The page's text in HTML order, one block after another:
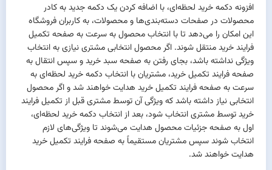
افزونه دکمه خرید لحظه‌ای، با اضافه کردن یک دکمه جدید به کادر
محصولات در صفحات دسته‌بندی‌ها و محصولات، به کاربران فروشگاه
این امکان را می‌دهد تا با انتخاب محصول به سرعت به صفحه تکمیل
فرایند خرید منتقل شوند. اگر محصول انتخابی مشتری نیازی به انتخاب
ویژگی نداشته باشد، بجای رفتن به صفحه سبد خرید و سپس انتقال به
صفحه فرایند تکمیل خرید، مشتریان با انتخاب دکمه خرید لحظه‌ای به
سرعت به صفحه فرایند تکمیل خرید هدایت خواهند شد و اگر محصول
انتخابی نیاز داشته باشد که ویژگی آن توسط مشتری قبل از تکمیل فرایند
خرید توسط مشتری انتخاب شود، بعد از انتخاب دکمه خرید لحظه‌ای،
اول به صفحه جزئیات محصول هدایت می‌شوند تا ویژگی‌های لازم
انتخاب شوند سپس مشتریان مستقیماً به صفحه فرایند تکمیل خرید
هدایت خواهند شد.